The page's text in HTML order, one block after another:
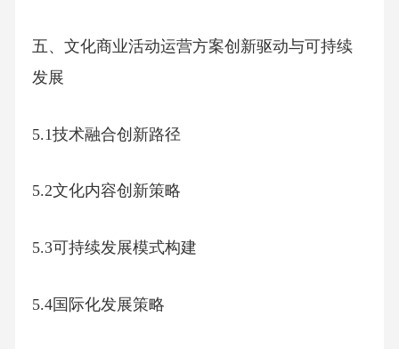
五、文化商业活动运营方案创新驱动与可持续
发展
5.1技术融合创新路径
5.2文化内容创新策略
5.3可持续发展模式构建
5.4国际化发展策略